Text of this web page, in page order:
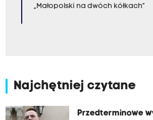
„Małopolski na dwóch kółkach”
Najchętniej czytane
Przedterminowe